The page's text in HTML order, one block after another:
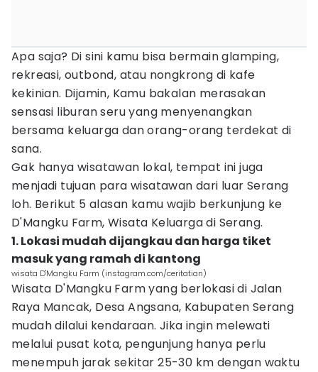
Apa saja? Di sini kamu bisa bermain glamping,
rekreasi, outbond, atau nongkrong di kafe
kekinian. Dijamin, Kamu bakalan merasakan
sensasi liburan seru yang menyenangkan
bersama keluarga dan orang-orang terdekat di
sana.
Gak hanya wisatawan lokal, tempat ini juga
menjadi tujuan para wisatawan dari luar Serang
loh. Berikut 5 alasan kamu wajib berkunjung ke
D'Mangku Farm, Wisata Keluarga di Serang.
1. Lokasi mudah dijangkau dan harga tiket
masuk yang ramah di kantong
wisata D'Mangku Farm (instagram.com/ceritatian)
Wisata D'Mangku Farm yang berlokasi di Jalan
Raya Mancak, Desa Angsana, Kabupaten Serang
mudah dilalui kendaraan. Jika ingin melewati
melalui pusat kota, pengunjung hanya perlu
menempuh jarak sekitar 25-30 km dengan waktu